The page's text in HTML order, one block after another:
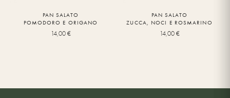
PAN SALATO
POMODORO E ORIGANO
14,00 €
PAN SALATO
ZUCCA, NOCI E ROSMARINO
14,00 €